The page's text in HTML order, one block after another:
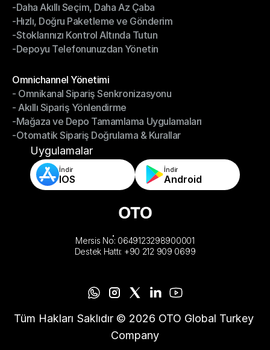
Depo Yönetimi
-Daha Akıllı Seçim, Daha Az Çaba
-Daha Akıllı Seçim, Daha Az Çaba
-Hızlı, Doğru Paketleme ve Gönderim
-Hızlı, Doğru Paketleme ve Gönderim
-Stoklarınızı Kontrol Altında Tutun
-Stoklarınızı Kontrol Altında Tutun
-Depoyu Telefonunuzdan Yönetin
Omnichannel Yönetimi
Omnichannel Yönetimi
- Omnikanal Sipariş Senkronizasyonu
- Omnikanal Sipariş Senkronizasyonu
- Akıllı Sipariş Yönlendirme
- Akıllı Sipariş Yönlendirme
-Mağaza ve Depo Tamamlama Uygulamaları
-Mağaza ve Depo Tamamlama Uygulamaları
-Otomatik Sipariş Doğrulama & Kurallar
-Otomatik Sipariş Doğrulama & Kurallar
Uygulamalar
İndir
IOS
İndir
Android
Mersis No: 0649123298900001
Destek Hattı: +90 212 909 0699
Tüm Hakları Saklıdır © 2026 OTO Global Turkey
Company